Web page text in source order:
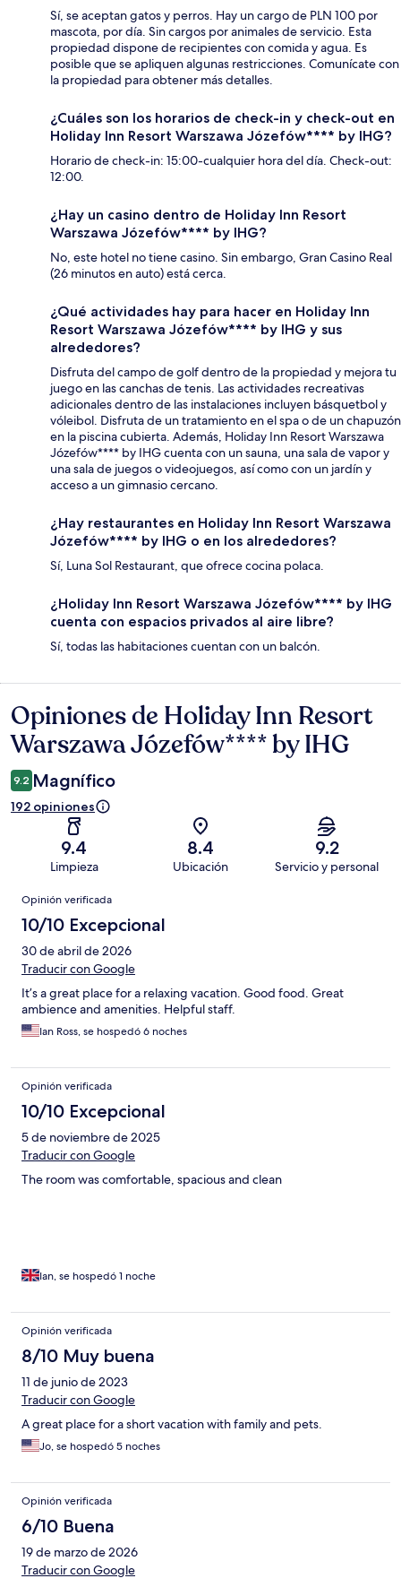
Sí, se aceptan gatos y perros. Hay un cargo de PLN 100 por
mascota, por día. Sin cargos por animales de servicio. Esta
propiedad dispone de recipientes con comida y agua. Es
posible que se apliquen algunas restricciones. Comunícate con
la propiedad para obtener más detalles.
¿Cuáles son los horarios de check-in y check-out en
Holiday Inn Resort Warszawa Józefów**** by IHG?
Horario de check-in: 15:00-cualquier hora del día. Check-out:
12:00.
¿Hay un casino dentro de Holiday Inn Resort
Warszawa Józefów**** by IHG?
No, este hotel no tiene casino. Sin embargo, Gran Casino Real
(26 minutos en auto) está cerca.
¿Qué actividades hay para hacer en Holiday Inn
Resort Warszawa Józefów**** by IHG y sus
alrededores?
Disfruta del campo de golf dentro de la propiedad y mejora tu
juego en las canchas de tenis. Las actividades recreativas
adicionales dentro de las instalaciones incluyen básquetbol y
vóleibol. Disfruta de un tratamiento en el spa o de un chapuzón
en la piscina cubierta. Además, Holiday Inn Resort Warszawa
Józefów**** by IHG cuenta con un sauna, una sala de vapor y
una sala de juegos o videojuegos, así como con un jardín y
acceso a un gimnasio cercano.
¿Hay restaurantes en Holiday Inn Resort Warszawa
Józefów**** by IHG o en los alrededores?
Sí, Luna Sol Restaurant, que ofrece cocina polaca.
¿Holiday Inn Resort Warszawa Józefów**** by IHG
cuenta con espacios privados al aire libre?
Sí, todas las habitaciones cuentan con un balcón.
Opiniones
Opiniones de Holiday Inn Resort
Warszawa Józefów**** by IHG
9.2 Magnífico
192 opiniones
9.4
Limpieza
8.4
Ubicación
9.2
Servicio y personal
Opiniones
Opinión verificada
10/10 Excepcional
30 de abril de 2026
Traducir con Google
It’s a great place for a relaxing vacation. Good food. Great
ambience and amenities. Helpful staff.
Ian Ross, se hospedó 6 noches
Opinión verificada
10/10 Excepcional
5 de noviembre de 2025
Traducir con Google
The room was comfortable, spacious and clean
Ian, se hospedó 1 noche
Opinión verificada
8/10 Muy buena
11 de junio de 2023
Traducir con Google
A great place for a short vacation with family and pets.
Jo, se hospedó 5 noches
Opinión verificada
6/10 Buena
19 de marzo de 2026
Traducir con Google